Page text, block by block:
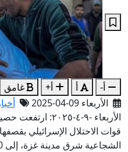
أ- أ أ+
غامق
الأربعاء 09-04-2025
الأربعاء -٩-٤-
قوات الاحتلال الإسرائيلي
الشجاعية شرق مدينة غزة، إلى 30 شهيدا بينهم 8 أطفال.